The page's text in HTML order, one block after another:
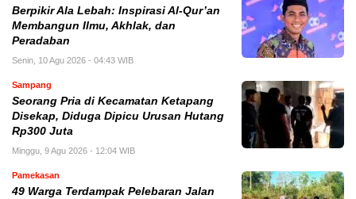
Berpikir Ala Lebah: Inspirasi Al-Qur’an
Membangun Ilmu, Akhlak, dan
Peradaban
Senin, 10 Agu 2026 - 04:43 WIB
Sampang
Seorang Pria di Kecamatan Ketapang
Disekap, Diduga Dipicu Urusan Hutang
Rp300 Juta
Minggu, 9 Agu 2026 - 12:04 WIB
Pamekasan
49 Warga Terdampak Pelebaran Jalan